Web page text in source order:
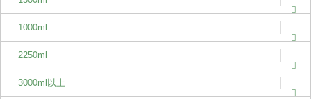
1000ml
2250ml
3000ml以上